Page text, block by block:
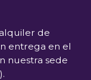
de
entrega en el
nuestra sede
.